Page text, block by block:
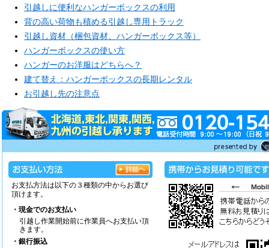
引越しに便利なハンガーボックスの利用
背の高い荷物も積める引越し専用トラック
引越し資材（梱包資材、ハンガーボックス等）
ハンガーボックスの使い方
ハンガーのお洋服はどちらへ？
建て替え：ハンガーボックスの長期レンタル
お引越し先の注意点
お支払方法は以下の３種類の中からお選び
頂けます。
・現金でのお支払い
引越し作業開始前に作業員へお支払い頂
きます。
・銀行振込